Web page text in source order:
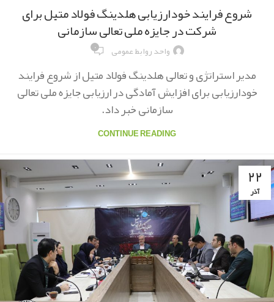
شروع فرایند خودارزیابی هلدینگ فولاد متیل برای
شرکت در جایزه ملی تعالی سازمانی
واحد روابط عمومی ۰
مدیر استراتژی و تعالی هلدینگ فولاد متیل از شروع فرایند
خودارزیابی برای افزایش آمادگی در ارزیابی جایزه ملی تعالی
سازمانی خبر داد.
CONTINUE READING
۲۲
آذر